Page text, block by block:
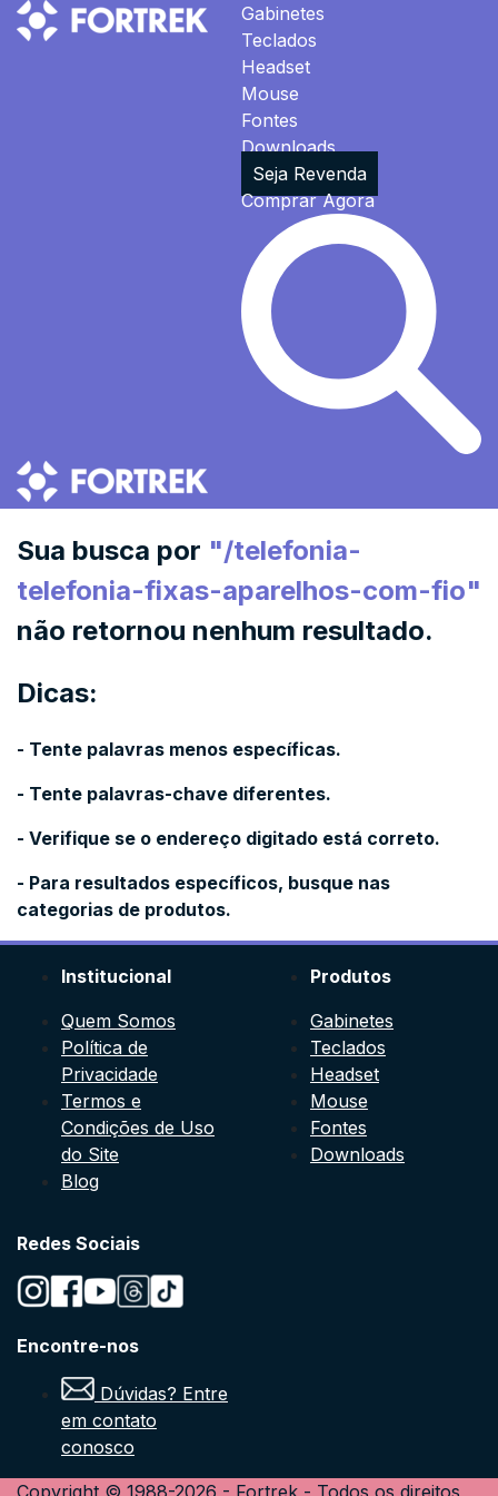
Gabinetes
Teclados
Headset
Mouse
Fontes
Downloads
Seja Revenda
Comprar Agora
Sua busca por "/telefonia-
telefonia-fixas-aparelhos-com-fio"
não retornou nenhum resultado.
Dicas:
- Tente palavras menos específicas.
- Tente palavras-chave diferentes.
- Verifique se o endereço digitado está correto.
- Para resultados específicos, busque nas
categorias de produtos.
Institucional
Quem Somos
Política de
Privacidade
Termos e
Condições de Uso
do Site
Blog
Produtos
Gabinetes
Teclados
Headset
Mouse
Fontes
Downloads
Redes Sociais
Encontre-nos
Dúvidas? Entre
em contato
conosco
Copyright © 1988-2026 - Fortrek - Todos os direitos